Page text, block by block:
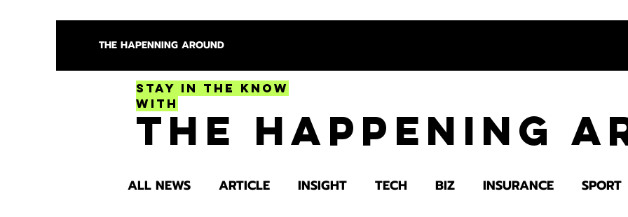
THE HAPENNING AROUND
Stay in the Know
With
The Happening
ALL NEWS ARTICLE INSIGHT TECH BIZ INSURANCE SPORT